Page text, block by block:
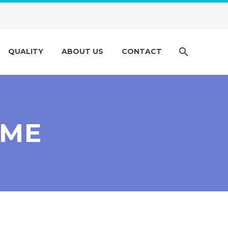
QUALITY ABOUT US CONTACT